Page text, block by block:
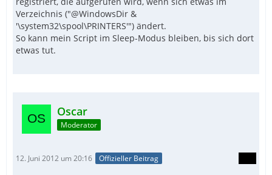
Verzeichnis ("@WindowsDir &
'\system32\spool\PRINTERS'") ändert.
So kann mein Script im Sleep-Modus bleiben, bis sich dort
etwas tut.
Oscar
Moderator
12. Juni 2012 um 20:16 Offizieller Beitrag